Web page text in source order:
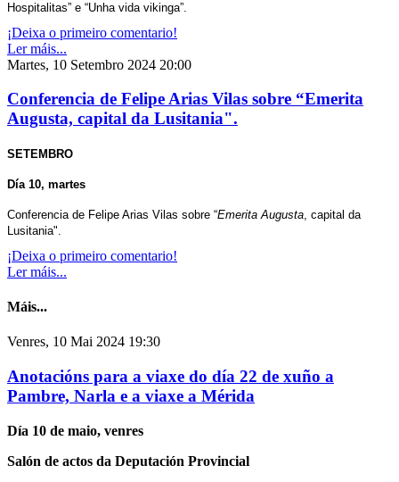
Hospitalitas” e “Unha vida vikinga”.
¡Deixa o primeiro comentario!
Ler máis...
Martes, 10 Setembro 2024 20:00
Conferencia de Felipe Arias Vilas sobre “Emerita
Augusta, capital da Lusitania".
SETEMBRO
Día 10, martes
Conferencia de Felipe Arias Vilas sobre “Emerita Augusta, capital da
Lusitania".
¡Deixa o primeiro comentario!
Ler máis...
Máis...
Venres, 10 Mai 2024 19:30
Anotacións para a viaxe do día 22 de xuño a
Pambre, Narla e a viaxe a Mérida
Día 10 de maio, venres
Salón de actos da Deputación Provincial